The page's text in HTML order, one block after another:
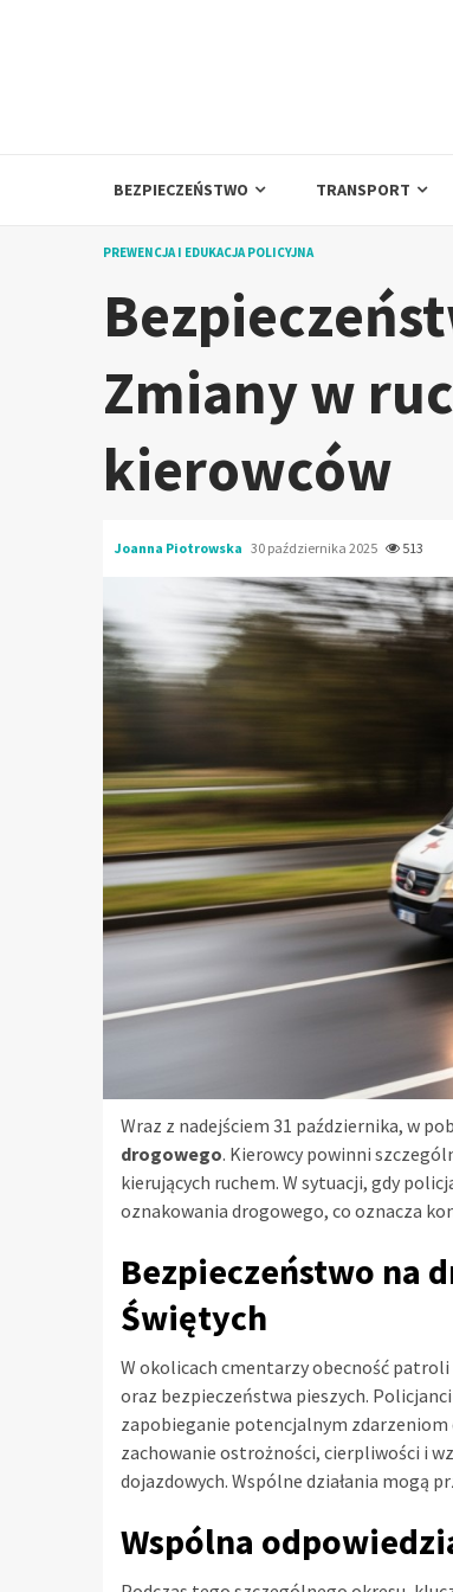
BEZPIECZEŃSTWO TRANSPORT
PREWENCJA I EDUKACJA POLICYJNA
Zmiany w
kierowców
Joanna Piotrowska 30 października 2025 513
Wraz z nadejściem 31 października, w
drogowego. Kierowcy powinni
kierujących ruchem. W sytuacji, gdy
oznakowania drogowego, co oznacza
Bezpieczeństwo na
Świętych
W okolicach cmentarzy obecność
oraz bezpieczeństwa pieszych.
zapobieganie potencjalnym zdarzeniom
zachowanie ostrożności, cierpliwości i
dojazdowych. Wspólne działania mogą
Wspólna